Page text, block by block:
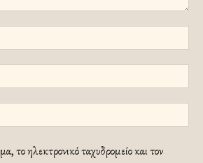
το ηλεκτρονικό ταχυδρομείο και τον